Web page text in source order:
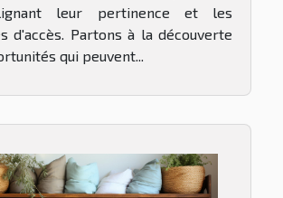
leur pertinence et les
d'accès. Partons à la découverte
qui peuvent...